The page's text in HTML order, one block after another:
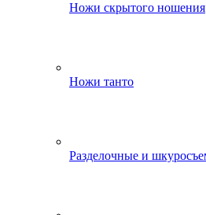
Ножи скрытого ношения
Ножи танто
Разделочные и